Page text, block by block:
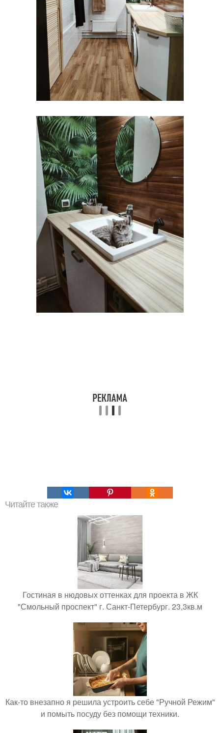
Читайте также
Гостиная в нюдовых оттенках для проекта в ЖК
"Смольный проспект" г. Санкт-Петербург. 23,3кв.м
Как-то внезапно я решила устроить себе "Ручной Режим"
и помыть посуду без помощи техники.